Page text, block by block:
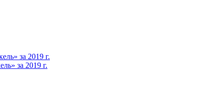
за 2019 г.
за 2019 г.